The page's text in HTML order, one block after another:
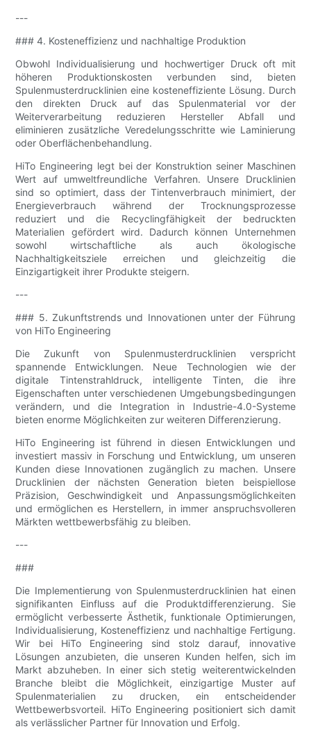
---
### 4. Kosteneffizienz und nachhaltige Produktion
Obwohl Individualisierung und hochwertiger Druck oft mit
höheren Produktionskosten verbunden sind, bieten
Spulenmusterdrucklinien eine kosteneffiziente Lösung. Durch
den direkten Druck auf das Spulenmaterial vor der
Weiterverarbeitung reduzieren Hersteller Abfall und
eliminieren zusätzliche Veredelungsschritte wie Laminierung
oder Oberflächenbehandlung.
HiTo Engineering legt bei der Konstruktion seiner Maschinen
Wert auf umweltfreundliche Verfahren. Unsere Drucklinien
sind so optimiert, dass der Tintenverbrauch minimiert, der
Energieverbrauch während der Trocknungsprozesse
reduziert und die Recyclingfähigkeit der bedruckten
Materialien gefördert wird. Dadurch können Unternehmen
sowohl wirtschaftliche als auch ökologische
Nachhaltigkeitsziele erreichen und gleichzeitig die
Einzigartigkeit ihrer Produkte steigern.
---
### 5. Zukunftstrends und Innovationen unter der Führung
von HiTo Engineering
Die Zukunft von Spulenmusterdrucklinien verspricht
spannende Entwicklungen. Neue Technologien wie der
digitale Tintenstrahldruck, intelligente Tinten, die ihre
Eigenschaften unter verschiedenen Umgebungsbedingungen
verändern, und die Integration in Industrie-4.0-Systeme
bieten enorme Möglichkeiten zur weiteren Differenzierung.
HiTo Engineering ist führend in diesen Entwicklungen und
investiert massiv in Forschung und Entwicklung, um unseren
Kunden diese Innovationen zugänglich zu machen. Unsere
Drucklinien der nächsten Generation bieten beispiellose
Präzision, Geschwindigkeit und Anpassungsmöglichkeiten
und ermöglichen es Herstellern, in immer anspruchsvolleren
Märkten wettbewerbsfähig zu bleiben.
---
###
Die Implementierung von Spulenmusterdrucklinien hat einen
signifikanten Einfluss auf die Produktdifferenzierung. Sie
ermöglicht verbesserte Ästhetik, funktionale Optimierungen,
Individualisierung, Kosteneffizienz und nachhaltige Fertigung.
Wir bei HiTo Engineering sind stolz darauf, innovative
Lösungen anzubieten, die unseren Kunden helfen, sich im
Markt abzuheben. In einer sich stetig weiterentwickelnden
Branche bleibt die Möglichkeit, einzigartige Muster auf
Spulenmaterialien zu drucken, ein entscheidender
Wettbewerbsvorteil. HiTo Engineering positioniert sich damit
als verlässlicher Partner für Innovation und Erfolg.